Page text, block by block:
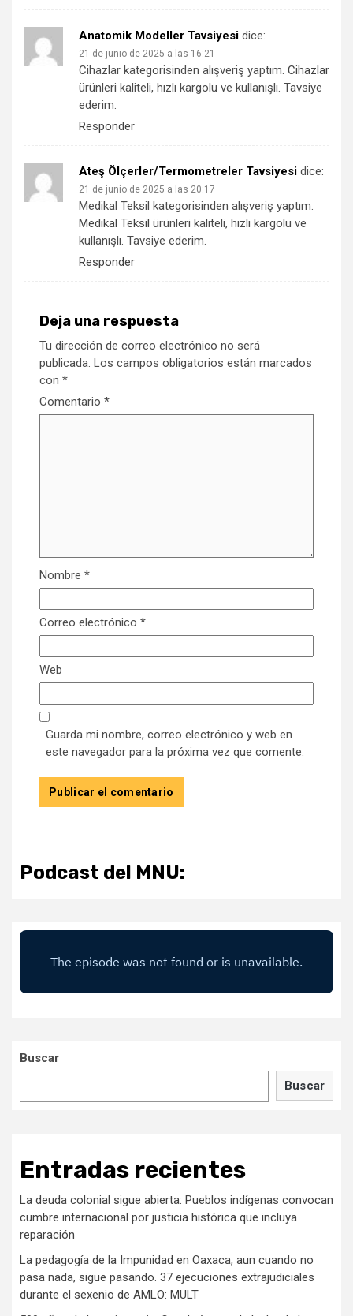
Anatomik Modeller Tavsiyesi dice:
21 de junio de 2025 a las 16:21
Cihazlar kategorisinden alışveriş yaptım. Cihazlar
ürünleri kaliteli, hızlı kargolu ve kullanışlı. Tavsiye
ederim.
Responder
Ateş Ölçerler/Termometreler Tavsiyesi dice:
21 de junio de 2025 a las 20:17
Medikal Teksil kategorisinden alışveriş yaptım.
Medikal Teksil ürünleri kaliteli, hızlı kargolu ve
kullanışlı. Tavsiye ederim.
Responder
Deja una respuesta
Tu dirección de correo electrónico no será
publicada. Los campos obligatorios están marcados
con *
Comentario *
Nombre *
Correo electrónico *
Web
Guarda mi nombre, correo electrónico y web en
este navegador para la próxima vez que comente.
Podcast del MNU:
Buscar
Buscar
Entradas recientes
La deuda colonial sigue abierta: Pueblos indígenas convocan
cumbre internacional por justicia histórica que incluya
reparación
La pedagogía de la Impunidad en Oaxaca, aun cuando no
pasa nada, sigue pasando. 37 ejecuciones extrajudiciales
durante el sexenio de AMLO: MULT